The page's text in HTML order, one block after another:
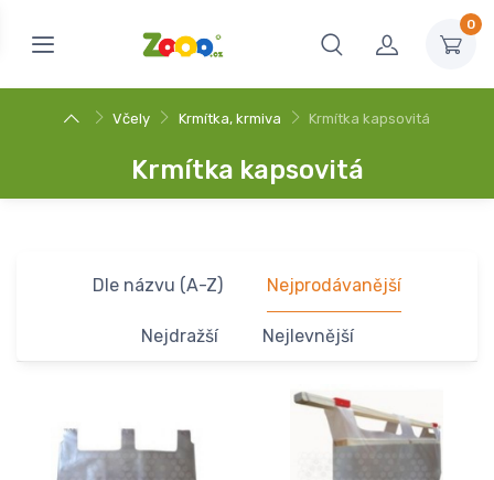
0
Včely Krmítka, krmiva Krmítka kapsovitá
Krmítka kapsovitá
Dle názvu (A-Z) Nejprodávanější
Nejdražší Nejlevnější